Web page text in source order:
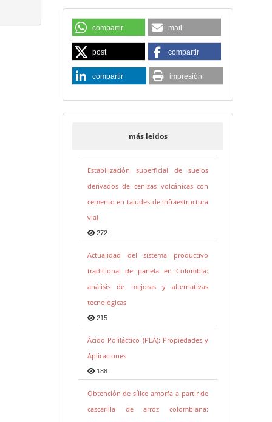
compartir mail
post compartir
compartir impresión
más leidos
Estabilización superficial de suelos
derivados de cenizas volcánicas con
cemento en taludes de infraestructura
vial
272
Actualidad del sistema productivo
tradicional de panela en Colombia:
análisis de mejoras y alternativas
tecnológicas
215
Ácido Poliláctico (PLA): Propiedades y
Aplicaciones
188
Obtención de sílice amorfa a partir de
cascarilla de arroz colombiana: